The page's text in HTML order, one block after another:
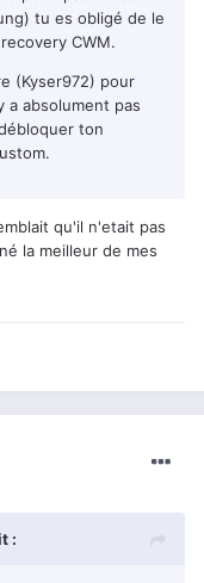
tu es obligé de le
CWM.
(Kyser972) pour
a absolument pas
ton
qu'il n'etait pas
la meilleur de mes
: